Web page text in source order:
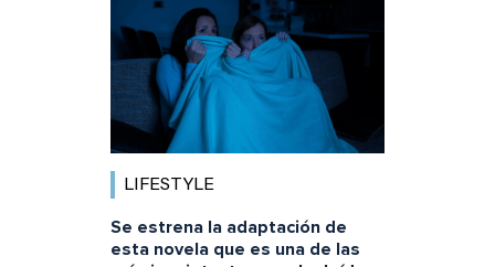
LIFESTYLE
Se estrena la adaptación de
esta novela que es una de las